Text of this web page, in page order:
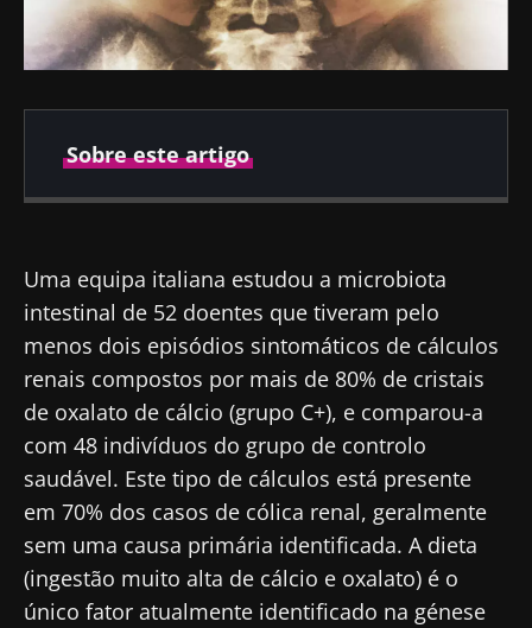
Sobre este artigo
Uma equipa italiana estudou a microbiota
intestinal de 52 doentes que tiveram pelo
menos dois episódios sintomáticos de cálculos
renais compostos por mais de 80% de cristais
de oxalato de cálcio (grupo C+), e comparou-a
com 48 indivíduos do grupo de controlo
saudável. Este tipo de cálculos está presente
em 70% dos casos de cólica renal, geralmente
sem uma causa primária identificada. A dieta
(ingestão muito alta de cálcio e oxalato) é o
único fator atualmente identificado na génese